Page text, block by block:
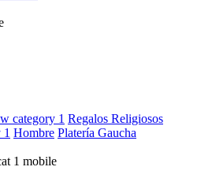
Regalos Religiosos
Hombre Platería Gaucha